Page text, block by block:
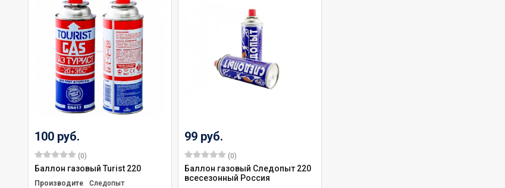
100 руб.
(0)
Баллон газовый Turist 220
ПроизводительСледопыт
99 руб.
(0)
Баллон газовый Следопыт 220
всесезонный Россия